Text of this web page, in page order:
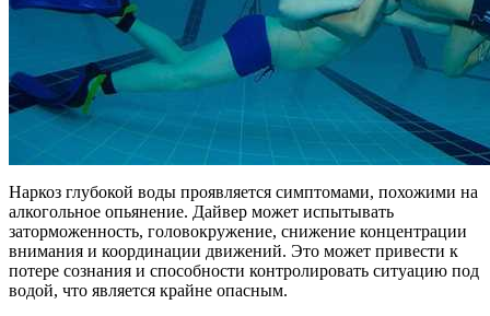
Наркоз глубокой воды проявляется симптомами, похожими на
алкогольное опьянение. Дайвер может испытывать
заторможенность, головокружение, снижение концентрации
внимания и координации движений. Это может привести к
потере сознания и способности контролировать ситуацию под
водой, что является крайне опасным.